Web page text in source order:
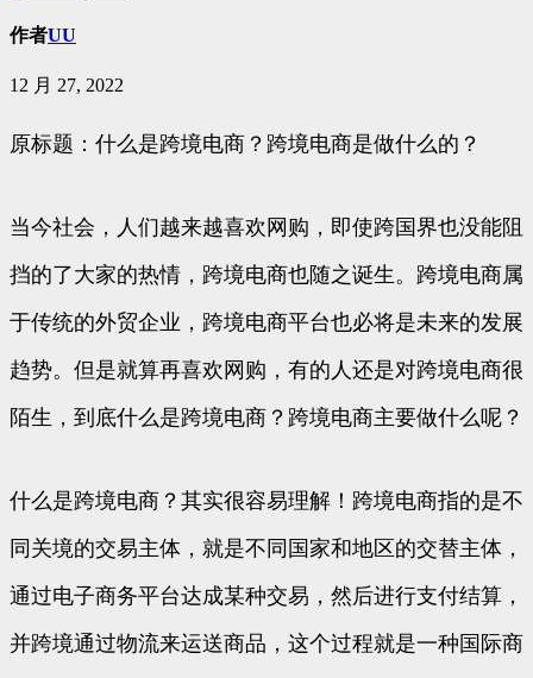
作者UU
12 月 27, 2022
原标题：什么是跨境电商？跨境电商是做什么的？
当今社会，人们越来越喜欢网购，即使跨国界也没能阻
挡的了大家的热情，跨境电商也随之诞生。跨境电商属
于传统的外贸企业，跨境电商平台也必将是未来的发展
趋势。但是就算再喜欢网购，有的人还是对跨境电商很
陌生，到底什么是跨境电商？跨境电商主要做什么呢？
什么是跨境电商？其实很容易理解！跨境电商指的是不
同关境的交易主体，就是不同国家和地区的交替主体，
通过电子商务平台达成某种交易，然后进行支付结算，
并跨境通过物流来运送商品，这个过程就是一种国际商